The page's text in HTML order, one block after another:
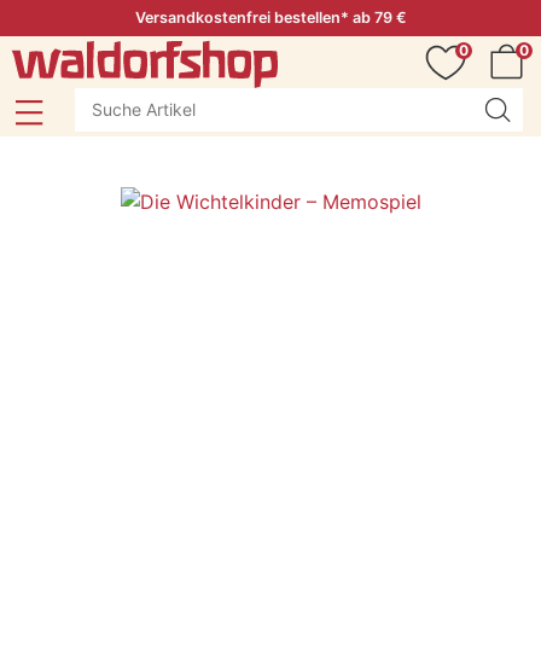
Versandkostenfrei bestellen* ab 79 €
0
0